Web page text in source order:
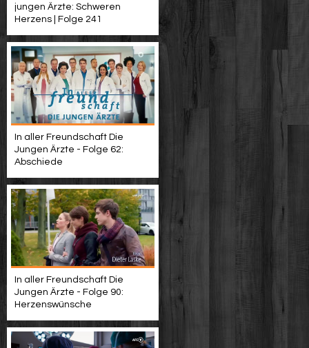
jungen Ärzte: Schweren
Herzens | Folge 241
In aller Freundschaft Die
Jungen Ärzte - Folge 62:
Abschiede
In aller Freundschaft Die
Jungen Ärzte - Folge 90:
Herzenswünsche